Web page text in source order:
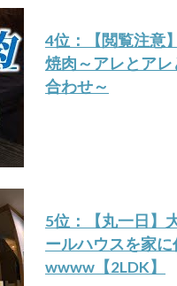
4位：【閲覧注意
焼肉～アレとア
合わせ～
5位：【丸一日】
ールハウスを家
wwww【2LDK】